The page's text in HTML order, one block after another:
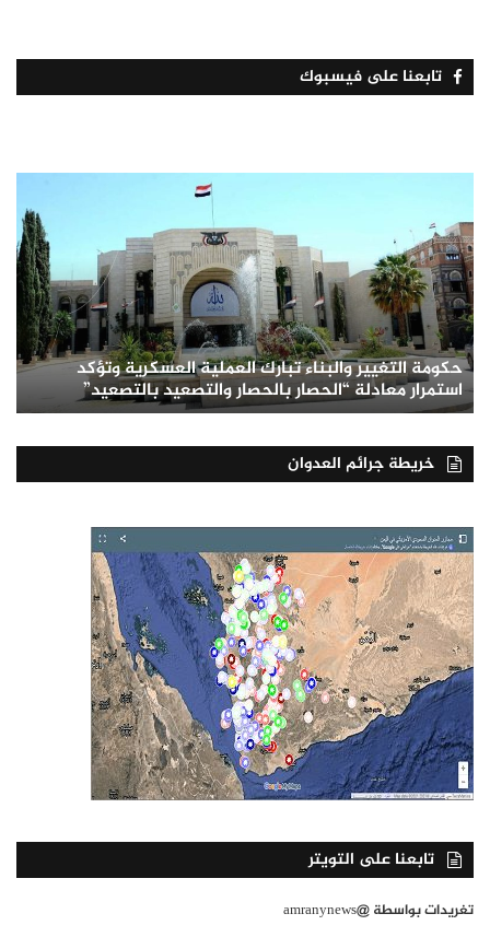
تابعنا على فيسبوك
حكومة التغيير والبناء تبارك العملية العسكرية وتؤكد
استمرار معادلة “الحصار بالحصار والتصعيد بالتصعيد”
خريطة جرائم العدوان
تابعنا على التويتر
تغريدات بواسطة @amranynews